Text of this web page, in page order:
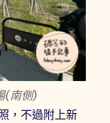
(南側)
，不過附上新